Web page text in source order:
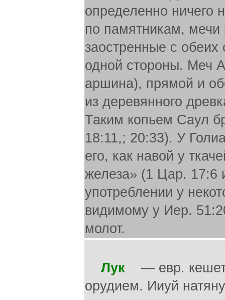
определенно ничего
по памятникам,
заостренные с обеих
одной стороны. Меч
аршина), прямой и
из деревянного
Таким копьем Саул
18:11,; 20:33). У
его, как навой у
железа» (1 Цар. 17:6
употреблении у
видимому у Иер.
молот.
Лук — евр. кешет. Лук в руках древних был ужасным орудием. Ииуй натянул лук рукою своей и поразил Иорама между плеч его и прошла стрела сквозь сердце его (4 Цар. 9:24). Луки пехотинцев были 11,5 и более метров длины, иногда из двойного дерева, металла или рога; тетива изготовлялась из бычачьих или верблюжьих кишок. Стрелы делали из дерева или тростника с металлическим наконечником и пером на другом конце; иногда их отравляли или обвертывали горючим материалом, который зажигали перед выстрелом. «Свои стрелы делает палящими» (Пс. 7:14). Срав. также Иов. 6:4; Ефес. 6:16. Не менее опасна была праща с камнями, особенно в таких руках, как Давид и вениаминитян (Суд. 20:16; 1 Цар. 17: 48 и дал.; 1 Пар. 12:2). К военным колесницам, согласно памятникам, иногда приделывали длинные острые ножи, на подобие кос (Наум. 2:3 и дал.). Эти колесницы имели почти полукруглую форму и были открыты сзади; в них запрягали по две лошади. В повозке стоял воин, вооруженный луком и копьем, рядом с ним возница (3Цар. 22-34). Изредка там помещался третий человек, державший щит своего господина и помогавший ему в случае нужды (4 Цар. 9:25; евр. шалиш, т.е. третий человек). Колесницы упоминаются часто в В. Завете. Фараон преследовал Израиля с 600 колесницами (Исх. 14:7); у хананеев были железные колесницы (И. Нав. 17:18; Суд. 1:19); Иавин располагал 900 железными колесницами (Суд. 4:3); Филистимляне во времена Саула имели 30.000 колесниц (1 Цар. 13:5). Закон запрещал Израилю держать много лошадей (Втор. 17:16), но царская власть стала выше закона (1 Цар. 8:11) и Соломон имел до 1400 колесниц и 12.000 всадников (3Цар. 10:26 и дал.). Лошадей покупали, большей частью, в Египте. Срав. обличительную речь пророка (Ис. 2:7; 31:1 и дал.). Средством защиты, которое после изобретения пороха утратило прежнее значение, служил шлем для головы (2 Пар. 26:14; Еф. 6:17), сделанный из кожи, металла и т. п.; по форме круглый, продолговатый или остроконечный, украшенный сверху пером или султаном. Грудь и туловище защищались броней из металлических пластинок или чешуек, нашитых на кожу, или же панцирем из железных колец (1 Цар. 17:5). Саул одел Давида в медный шлем и броню (1 Цар. 17:38), Поверх этого вооружения опоясывались поясом. Ноги защищались латами. У Голиафа были медные латы (1 Цар. 17:6). Особенно важное значение имел щит, о котором очень много говорится в Св. Писании. Воин носил щит на левой руке, или же щит нес его оруженосец. «И перед ним шел его оруженосец», сказано о Голиафе (1 Цар. 17:7). Древние пользовались большими продолговатыми щитами, которые прикрывали все тело, а также маленькими круглыми для защиты верхней части тела. Евреи также отличали большие щиты, «цина», от маленьких, — «маген». Оба вида щита упоминаются в молитве Давида (Пс. 34:2,